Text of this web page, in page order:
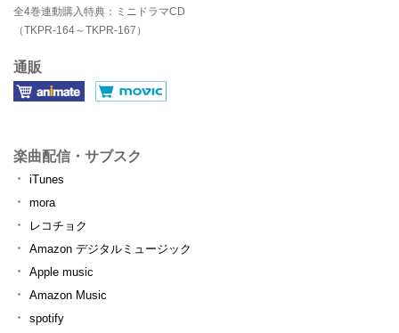
全4巻連動購入特典：ミニドラマCD
（TKPR-164～TKPR-167）
通販
楽曲配信・サブスク
iTunes
mora
レコチョク
Amazon デジタルミュージック
Apple music
Amazon Music
spotify